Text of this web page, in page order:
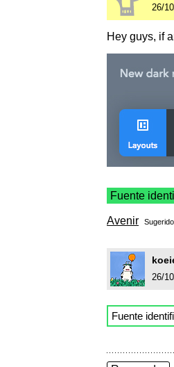
26/
Hey guys, if
Fuente
Avenir
26/
Fuente